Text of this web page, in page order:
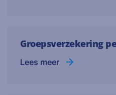
Groepsverzekering
Lees meer